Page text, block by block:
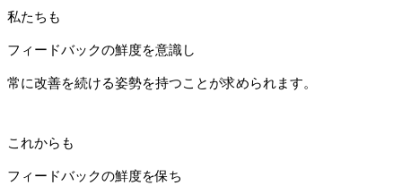
私たちも
フィードバックの鮮度を意識し
常に改善を続ける姿勢を持つことが求められます。
これからも
フィードバックの鮮度を保ち